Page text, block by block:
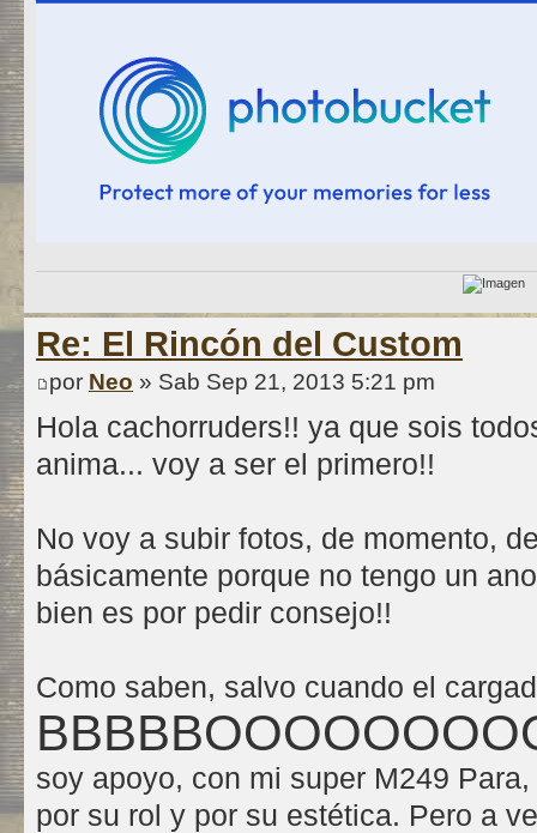
Re: El Rincón del Custom
por Neo » Sab Sep 21, 2013 5:21 pm
Hola cachorruders!! ya que sois
anima... voy a ser el primero!!
No voy a subir fotos, de momento,
básicamente porque no tengo un
bien es por pedir consejo!!
Como saben, salvo cuando el
soy apoyo, con mi super M249
por su rol y por su estética. Pero a